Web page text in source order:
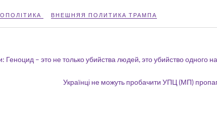
ВНЕШНЯЯ ПОЛИТИКА ТРАМПА
Геноцид – это не только убийства людей, это убийство одного
Українці не можуть пробачити УПЦ (МП)